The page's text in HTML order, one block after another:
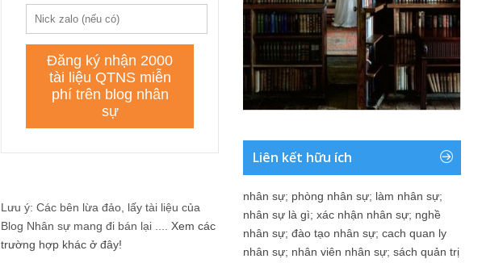
Lưu ý: Các bên lừa đảo, lấy tài liệu của
Blog Nhân sự mang đi bán lại .... Xem các
trường hợp khác ở đây!
Liên kết hữu ích
nhân sự; phòng nhân sự; làm nhân sự;
nhân sự là gì; xác nhận nhân sự; nghề
nhân sự; đào tạo nhân sự; cach quan ly
nhân sự; nhân viên nhân sự; sách quản trị